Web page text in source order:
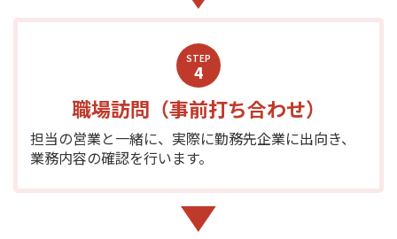
STEP
4
職場訪問（事前打ち合わせ）
担当の営業と一緒に、実際に勤務先企業に出向き、
業務内容の確認を行います。